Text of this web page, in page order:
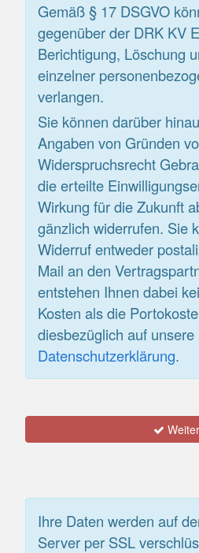
Gemäß § 17 DSGVO
gegenüber der DRK KV
Berichtigung, Löschung
einzelner
verlangen.
Sie können darüber
Angaben von Gründen
Widerspruchsrecht
die erteilte
Wirkung für die Zukunft
gänzlich widerrufen. Sie
Widerruf entweder
Mail an den
entstehen Ihnen dabei
Kosten als die
diesbezüglich auf unsere
Datenschutzerklärung.
Weiter
Ihre Daten werden auf
Server per SSL